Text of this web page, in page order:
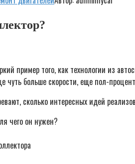
пример того, как технологии из
чуть больше скорости, еще пол-
сколько интересных идей
чего он нужен?